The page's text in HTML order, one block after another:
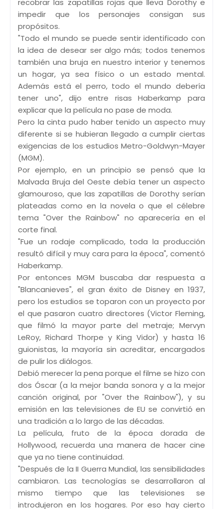
recobrar las zapatillas rojas que lleva Dorothy e
impedir que los personajes consigan sus
propósitos.
"Todo el mundo se puede sentir identificado con
la idea de desear ser algo más; todos tenemos
también una bruja en nuestro interior y tenemos
un hogar, ya sea físico o un estado mental.
Además está el perro, todo el mundo debería
tener uno", dijo entre risas Haberkamp para
explicar que la película no pase de moda.
Pero la cinta pudo haber tenido un aspecto muy
diferente si se hubieran llegado a cumplir ciertas
exigencias de los estudios Metro-Goldwyn-Mayer
(MGM).
Por ejemplo, en un principio se pensó que la
Malvada Bruja del Oeste debía tener un aspecto
glamouroso, que las zapatillas de Dorothy serían
plateadas como en la novela o que el célebre
tema "Over the Rainbow" no aparecería en el
corte final.
"Fue un rodaje complicado, toda la producción
resultó difícil y muy cara para la época", comentó
Haberkamp.
Por entonces MGM buscaba dar respuesta a
"Blancanieves", el gran éxito de Disney en 1937,
pero los estudios se toparon con un proyecto por
el que pasaron cuatro directores (Victor Fleming,
que filmó la mayor parte del metraje; Mervyn
LeRoy, Richard Thorpe y King Vidor) y hasta 16
guionistas, la mayoría sin acreditar, encargados
de pulir los diálogos.
Debió merecer la pena porque el filme se hizo con
dos Óscar (a la mejor banda sonora y a la mejor
canción original, por "Over the Rainbow"), y su
emisión en las televisiones de EU se convirtió en
una tradición a lo largo de las décadas.
La película, fruto de la época dorada de
Hollywood, recuerda una manera de hacer cine
que ya no tiene continuidad.
"Después de la II Guerra Mundial, las sensibilidades
cambiaron. Las tecnologías se desarrollaron al
mismo tiempo que las televisiones se
introdujeron en los hogares. Por eso hay cierto